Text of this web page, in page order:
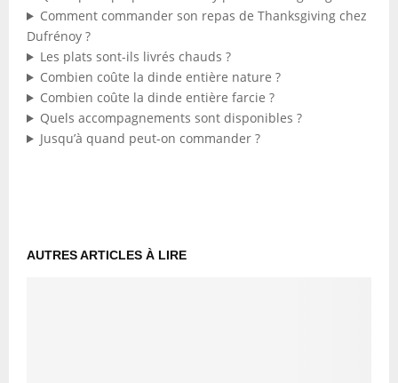
Comment commander son repas de Thanksgiving chez
Dufrénoy ?
Les plats sont-ils livrés chauds ?
Combien coûte la dinde entière nature ?
Combien coûte la dinde entière farcie ?
Quels accompagnements sont disponibles ?
Jusqu’à quand peut-on commander ?
AUTRES ARTICLES À LIRE